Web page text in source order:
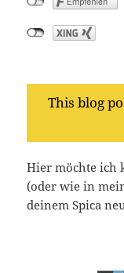
This blog
Hier möchte ich
(oder wie in
deinem Spica